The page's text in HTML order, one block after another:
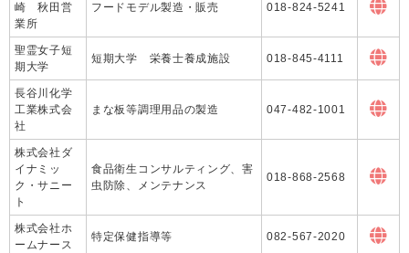
崎 秋田営
業所
フードモデル製造・販売 018-824-5241
聖霊女子短
期大学
短期大学 栄養士養成施設 018-845-4111
長谷川化学
工業株式会
社
まな板等調理用品の製造 047-482-1001
株式会社ダ
イナミッ
ク・サニー
ト
食品衛生コンサルティング、害
虫防除、メンテナンス
018-868-2568
株式会社ホ
ームナース
特定保健指導等 082-567-2020